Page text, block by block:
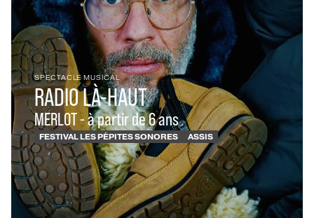
SPECTACLE MUSICAL
RADIO LÀ-HAUT
MERLOT - à partir de 6 ans
FESTIVAL LES PÉPITES SONORES ASSIS